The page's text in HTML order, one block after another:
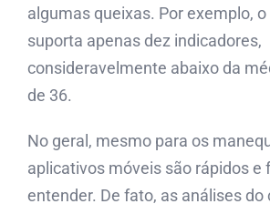
algumas queixas. Por exemplo,
suporta apenas dez indicadores,
consideravelmente abaixo da
de 36.
No geral, mesmo para os
aplicativos móveis são rápidos e
entender. De fato, as análises do